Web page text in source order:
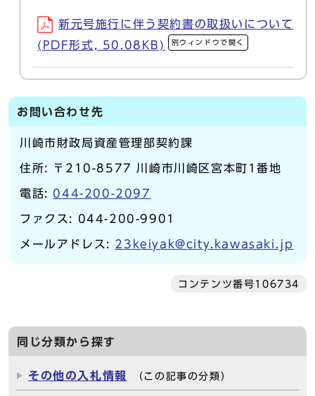
新元号施行に伴う契約書の取扱いについて
(PDF形式, 50.08KB)
別ウィンドウで開く
お問い合わせ先
川崎市財政局資産管理部契約課
住所: 〒210-8577 川崎市川崎区宮本町1番地
電話: 044-200-2097
ファクス: 044-200-9901
メールアドレス: 23keiyak@city.kawasaki.jp
コンテンツ番号106734
同じ分類から探す
その他の入札情報 （この記事の分類）